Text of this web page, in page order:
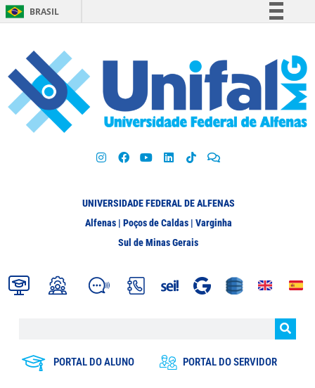
BRASIL
Participe
Acesso à informação
Legislação
UNIVERSIDADE FEDERAL DE ALFENAS
Alfenas | Poços de Caldas | Varginha
Sul de Minas Gerais
PORTAL DO ALUNO PORTAL DO SERVIDOR